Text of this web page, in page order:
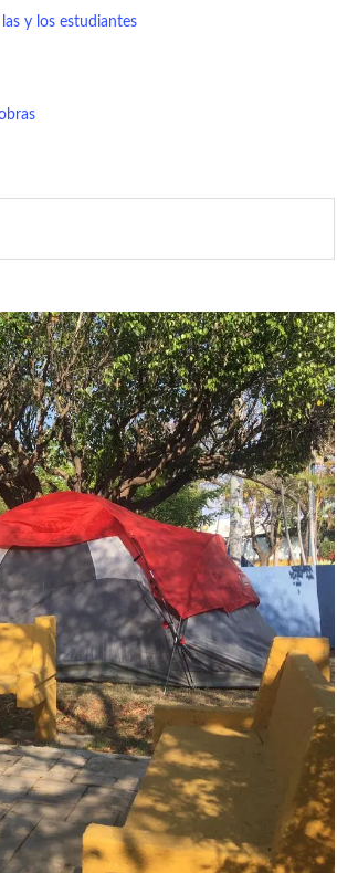
y los estudiantes